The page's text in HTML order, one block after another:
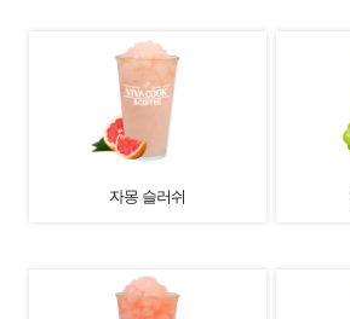
자몽 슬러쉬